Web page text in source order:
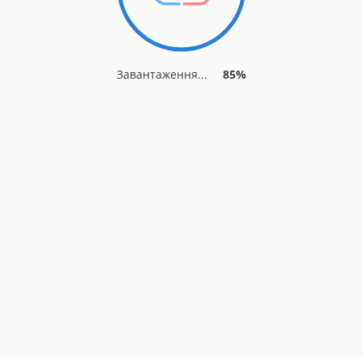
Завантаження... 85%